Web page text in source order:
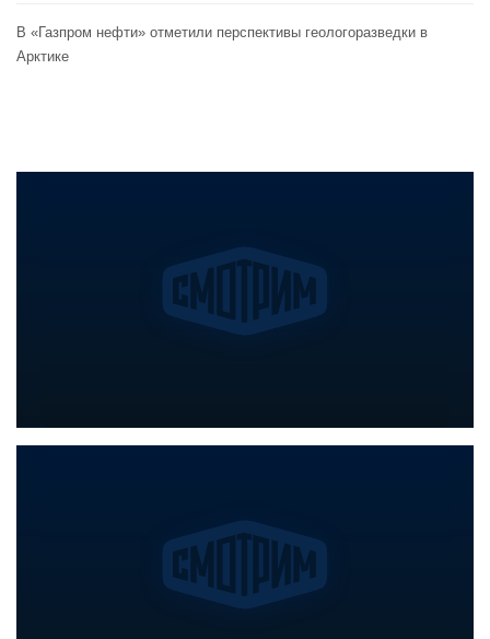
В «Газпром нефти» отметили перспективы геологоразведки в
Арктике